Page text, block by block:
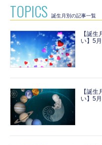
TOPICS 誕生月別の記事一覧
【誕
い】5
【誕
い】5